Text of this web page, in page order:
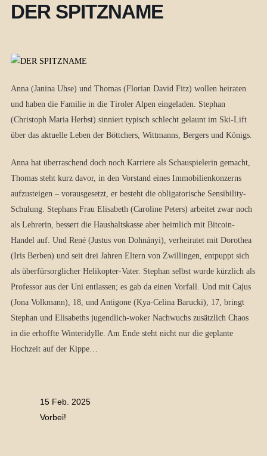
DER SPITZNAME
Anna (Janina Uhse) und Thomas (Florian David Fitz) wollen heiraten
und haben die Familie in die Tiroler Alpen eingeladen. Stephan
(Christoph Maria Herbst) sinniert typisch schlecht gelaunt im Ski-Lift
über das aktuelle Leben der Böttchers, Wittmanns, Bergers und Königs.
Anna hat überraschend doch noch Karriere als Schauspielerin gemacht,
Thomas steht kurz davor, in den Vorstand eines Immobilienkonzerns
aufzusteigen – vorausgesetzt, er besteht die obligatorische Sensibility-
Schulung. Stephans Frau Elisabeth (Caroline Peters) arbeitet zwar noch
als Lehrerin, bessert die Haushaltskasse aber heimlich mit Bitcoin-
Handel auf. Und René (Justus von Dohnányi), verheiratet mit Dorothea
(Iris Berben) und seit drei Jahren Eltern von Zwillingen, entpuppt sich
als überfürsorglicher Helikopter-Vater. Stephan selbst wurde kürzlich als
Professor aus der Uni entlassen; es gab da einen Vorfall. Und mit Cajus
(Jona Volkmann), 18, und Antigone (Kya-Celina Barucki), 17, bringt
Stephan und Elisabeths jugendlich-woker Nachwuchs zusätzlich Chaos
in die erhoffte Winteridylle. Am Ende steht nicht nur die geplante
Hochzeit auf der Kippe…
15 Feb. 2025
Vorbei!